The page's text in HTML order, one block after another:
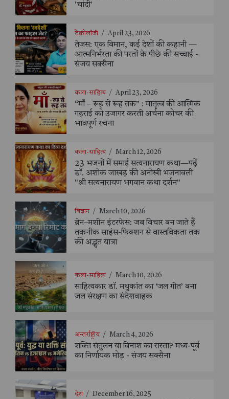
'चांदी'
टेक्नोलॉजी / April 23, 2026
तेजस: एक विमान, कई देशों की कहानी —
आत्मनिर्भरता की परतों के पीछे की सच्चाई -
संजय सक्सैना
कला-साहित्य / April 23, 2026
“माँ – रूह से रूह तक” : मातृत्व की आत्मिक
गहराई को उजागर करती अर्चना कोचर की
भावपूर्ण रचना
कला-साहित्य / March 12, 2026
23 भजनों में समाई सत्यनारायण कथा—पढ़ें
डॉ. अशोक जाखड़ की अनोखी भजनावली
"श्री सत्यनारायण भगवान कथा दर्शन"
विज्ञान / March 10, 2026
ब्रेन–मशीन इंटरफेस: जब विचार बन जाते हैं
तकनीक साइंस-फिक्शन से वास्तविकता तक
की अद्भुत यात्रा
कला-साहित्य / March 10, 2026
साहित्यकार डॉ. मधुकांत का ‘जल गीत’ बना
जल संरक्षण का संदेशवाहक
अन्तर्राष्ट्रीय / March 4, 2026
शक्ति संतुलन या विनाश का रास्ता? मध्य-पूर्व
का निर्णायक मोड़ - संजय सक्सैना
देश / December 16, 2025